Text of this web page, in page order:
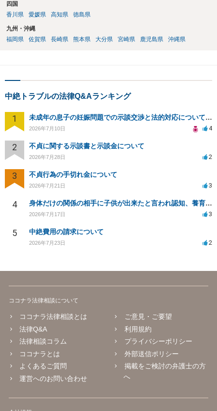
四国
香川県
愛媛県 高知県 徳島県
九州・沖縄
福岡県
佐賀県 長崎県 熊本県 大分県 宮崎県 鹿児島県 沖縄県
中絶トラブルの法律Q&Aランキング
1 未成年の息子の妊娠問題での示談交渉と法的対応について相談
2026年7月10日 4
2 不貞に関する示談書と示談金について
2026年7月28日 2
3 不貞行為の手切れ金について
2026年7月21日 3
4 身体だけの関係の相手に子供が出来たと言われ認知、養育費を要求されているが自身の子供か分からない
2026年7月17日 3
5 中絶費用の請求について
2026年7月23日 2
ココナラ法律相談について
ココナラ法律相談とは
法律Q&A
法律相談コラム
ココナラとは
よくあるご質問
運営へのお問い合わせ
ご意見・ご要望
利用規約
プライバシーポリシー
外部送信ポリシー
掲載をご検討の弁護士の方
へ